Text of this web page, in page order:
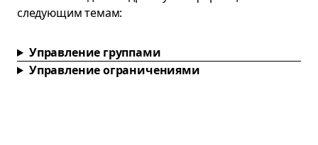
следующим темам:
Управление группами
Управление ограничениями